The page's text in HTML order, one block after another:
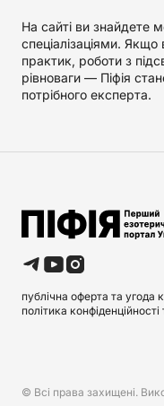
На сайті ви знайдете
спеціалізаціями.
практик, роботи з
рівноваги — Піфія
потрібного експерта.
публічна оферта та угода
політика
© Всі права захищені.